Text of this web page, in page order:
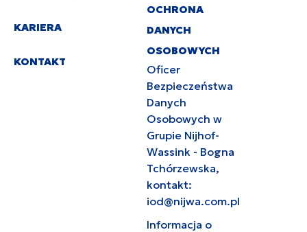
KARIERA
KONTAKT
OCHRONA
DANYCH
OSOBOWYCH
Oficer
Bezpieczeństwa
Danych
Osobowych w
Grupie Nijhof-
Wassink - Bogna
Tchórzewska,
kontakt:
iod@nijwa.com.pl
Informacja o